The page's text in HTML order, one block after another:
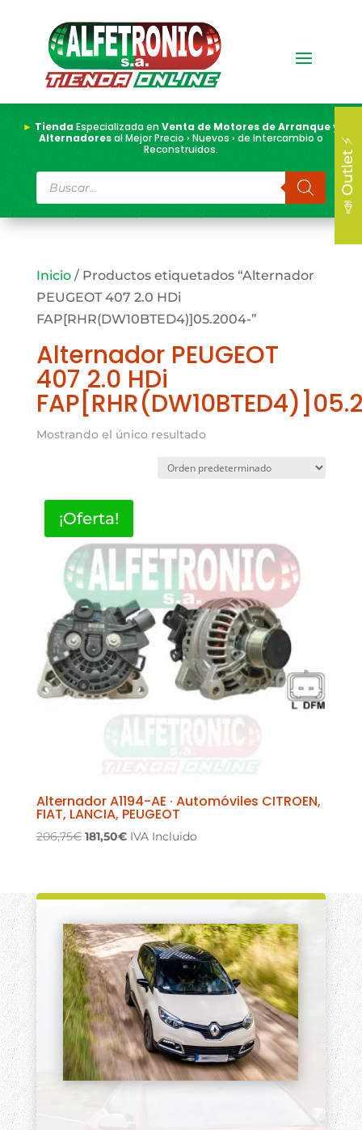
► TiendaEspecializada enVenta de Motores de Arranque y
Alternadoresal Mejor Precio › Nuevos › de Intercambio o
Reconstruidos.
Búsqueda
de
productos
Inicio/ Productos etiquetados “Alternador
PEUGEOT 407 2.0 HDi
FAP[RHR(DW10BTED4)]05.2004-”
Alternador PEUGEOT
407 2.0 HDi
Mostrando el único resultado
¡Oferta!
Alternador A1194-AE · Automóviles CITROEN,
FIAT, LANCIA, PEUGEOT
206,75€ El
era:
181,50€El
es:
IVA Incluido
📣 Outlet ⚡